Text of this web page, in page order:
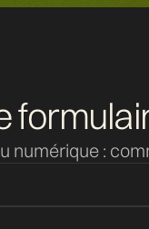
numérique :